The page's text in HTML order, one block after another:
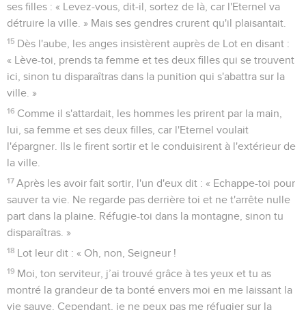
ses filles : « Levez-vous, dit-il, sortez de là, car l'Eternel va
détruire la ville. » Mais ses gendres crurent qu'il plaisantait.
15 Dès l'aube, les anges insistèrent auprès de Lot en disant :
« Lève-toi, prends ta femme et tes deux filles qui se trouvent
ici, sinon tu disparaîtras dans la punition qui s'abattra sur la
ville. »
16 Comme il s'attardait, les hommes les prirent par la main,
lui, sa femme et ses deux filles, car l'Eternel voulait
l'épargner. Ils le firent sortir et le conduisirent à l'extérieur de
la ville.
17 Après les avoir fait sortir, l'un d'eux dit : « Echappe-toi pour
sauver ta vie. Ne regarde pas derrière toi et ne t'arrête nulle
part dans la plaine. Réfugie-toi dans la montagne, sinon tu
disparaîtras. »
18 Lot leur dit : « Oh, non, Seigneur !
19 Moi, ton serviteur, j’ai trouvé grâce à tes yeux et tu as
montré la grandeur de ta bonté envers moi en me laissant la
vie sauve. Cependant, je ne peux pas me réfugier sur la